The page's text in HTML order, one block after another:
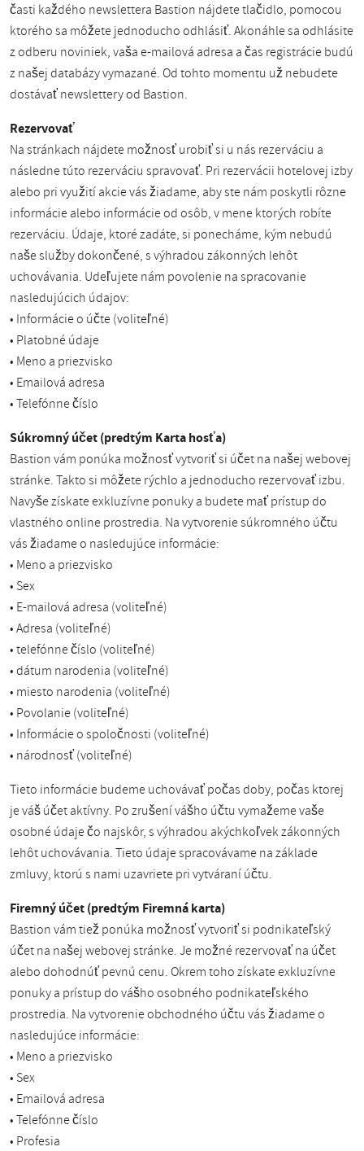
časti každého newslettera Bastion nájdete tlačidlo, pomocou
ktorého sa môžete jednoducho odhlásiť. Akonáhle sa odhlásite
z odberu noviniek, vaša e-mailová adresa a čas registrácie budú
z našej databázy vymazané. Od tohto momentu už nebudete
dostávať newslettery od Bastion.
Rezervovať
Na stránkach nájdete možnosť urobiť si u nás rezerváciu a
následne túto rezerváciu spravovať. Pri rezervácii hotelovej izby
alebo pri využití akcie vás žiadame, aby ste nám poskytli rôzne
informácie alebo informácie od osôb, v mene ktorých robíte
rezerváciu. Údaje, ktoré zadáte, si ponecháme, kým nebudú
naše služby dokončené, s výhradou zákonných lehôt
uchovávania. Udeľujete nám povolenie na spracovanie
nasledujúcich údajov:
• Informácie o účte (voliteľné)
• Platobné údaje
• Meno a priezvisko
• Emailová adresa
• Telefónne číslo
Súkromný účet (predtým Karta hosťa)
Bastion vám ponúka možnosť vytvoriť si účet na našej webovej
stránke. Takto si môžete rýchlo a jednoducho rezervovať izbu.
Navyše získate exkluzívne ponuky a budete mať prístup do
vlastného online prostredia. Na vytvorenie súkromného účtu
vás žiadame o nasledujúce informácie:
• Meno a priezvisko
• Sex
• E-mailová adresa (voliteľné)
• Adresa (voliteľné)
• telefónne číslo (voliteľné)
• dátum narodenia (voliteľné)
• miesto narodenia (voliteľné)
• Povolanie (voliteľné)
• Informácie o spoločnosti (voliteľné)
• národnosť (voliteľné)
Tieto informácie budeme uchovávať počas doby, počas ktorej
je váš účet aktívny. Po zrušení vášho účtu vymažeme vaše
osobné údaje čo najskôr, s výhradou akýchkoľvek zákonných
lehôt uchovávania. Tieto údaje spracovávame na základe
zmluvy, ktorú s nami uzavriete pri vytváraní účtu.
Firemný účet (predtým Firemná karta)
Bastion vám tiež ponúka možnosť vytvoriť si podnikateľský
účet na našej webovej stránke. Je možné rezervovať na účet
alebo dohodnúť pevnú cenu. Okrem toho získate exkluzívne
ponuky a prístup do vášho osobného podnikateľského
prostredia. Na vytvorenie obchodného účtu vás žiadame o
nasledujúce informácie:
• Meno a priezvisko
• Sex
• Emailová adresa
• Telefónne číslo
• Profesia